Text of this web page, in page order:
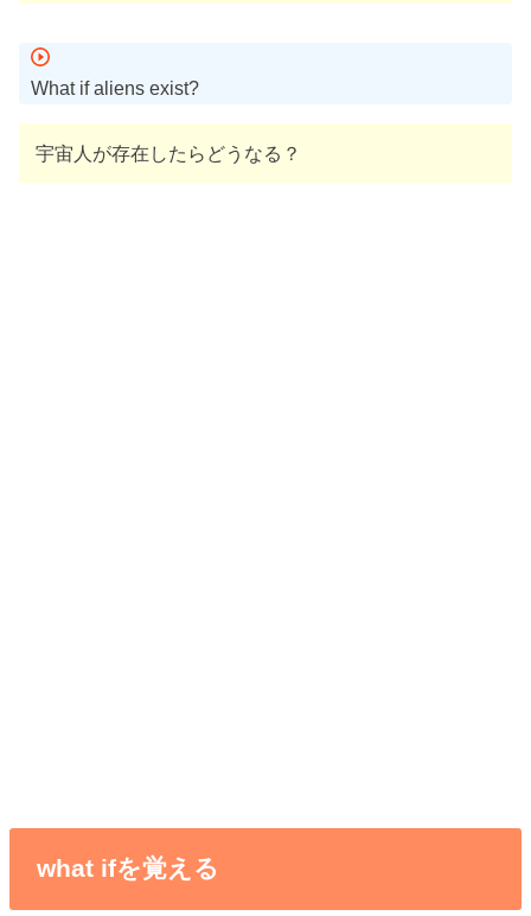
What if aliens exist?
宇宙人が存在したらどうなる？
what ifを覚える